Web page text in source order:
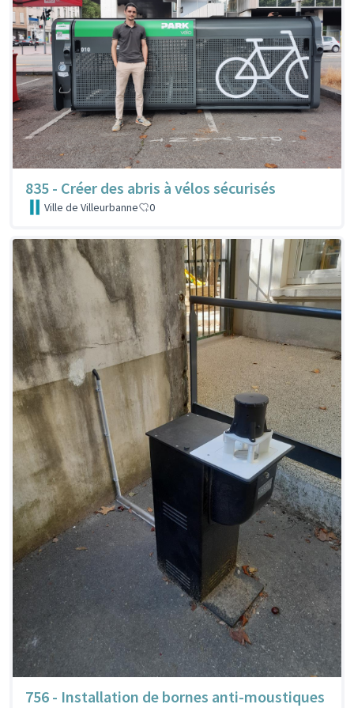
835 - Créer des abris à vélos sécurisés
Ville de Villeurbanne 0
756 - Installation de bornes anti-moustiques